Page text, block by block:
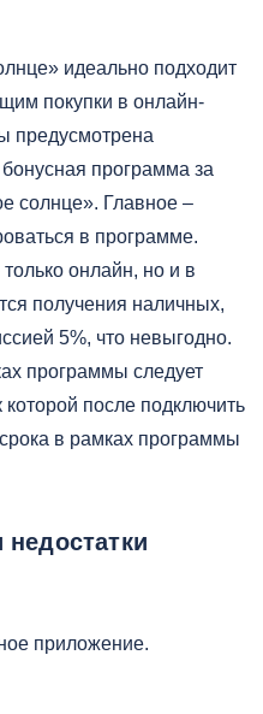
идеально подходит
покупки в онлайн-
предусмотрена
программа за
солнце». Главное –
в программе.
онлайн, но и в
получения наличных,
5%, что невыгодно.
программы следует
после подключить
в рамках программы
приложение.